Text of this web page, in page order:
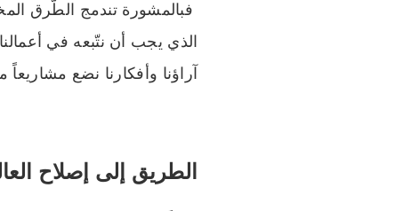
فبالمشورة تندمج الطّرق
الذي يجب أن نتّبعه في
آراؤنا وأفكارنا نضع
الطريق إلى إصلاح